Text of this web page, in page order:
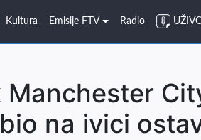
Kultura Emisije FTV Radio
na ivici